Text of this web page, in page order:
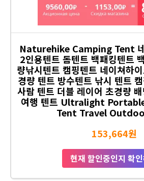
Naturehike Camping Tent 네
2인용텐트 돔텐트 백패킹텐트
량낚시텐트 캠핑텐트 네이쳐하
경량 텐트 방수텐트 낚시 텐트
사람 텐트 더블 레이어 초경량
여행 텐트 Ultralight
Tent Travel
153,664원
현재 할인중인지 확